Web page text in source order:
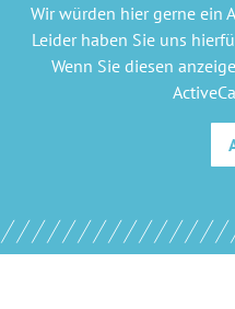
Wir würden hier gerne ein
Leider haben Sie uns
Wenn Sie diesen